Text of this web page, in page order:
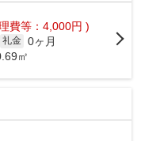
費等：4,000円 )
礼金 0ヶ月
㎡